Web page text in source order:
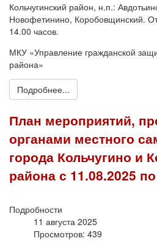
Кольчугинский район, н.п.:
Новофетинино, Коробовщинский.
14.00 часов.
МКУ «Управление гражданской
района»
Подробнее...
План мероприятий,
органами местного
города Кольчугино и
района с 11.08.2025
Подробности
11 августа 2025
Просмотров: 439